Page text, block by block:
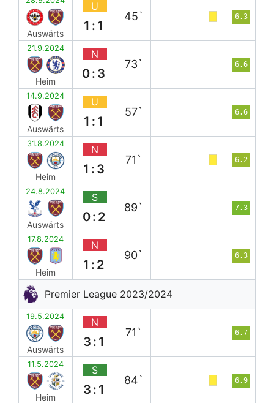
Auswärts
U
1:1
45` 6.3
21.9.2024
Heim
N
0:3
73` 6.6
14.9.2024
Auswärts
U
1:1
57` 6.6
31.8.2024
Heim
N
1:3
71` 6.2
24.8.2024
Auswärts
S
0:2
89` 7.3
17.8.2024
Heim
N
1:2
90` 6.3
Premier League 2023/2024
19.5.2024
Auswärts
N
3:1
71` 6.7
11.5.2024
Heim
S
3:1
84` 6.9